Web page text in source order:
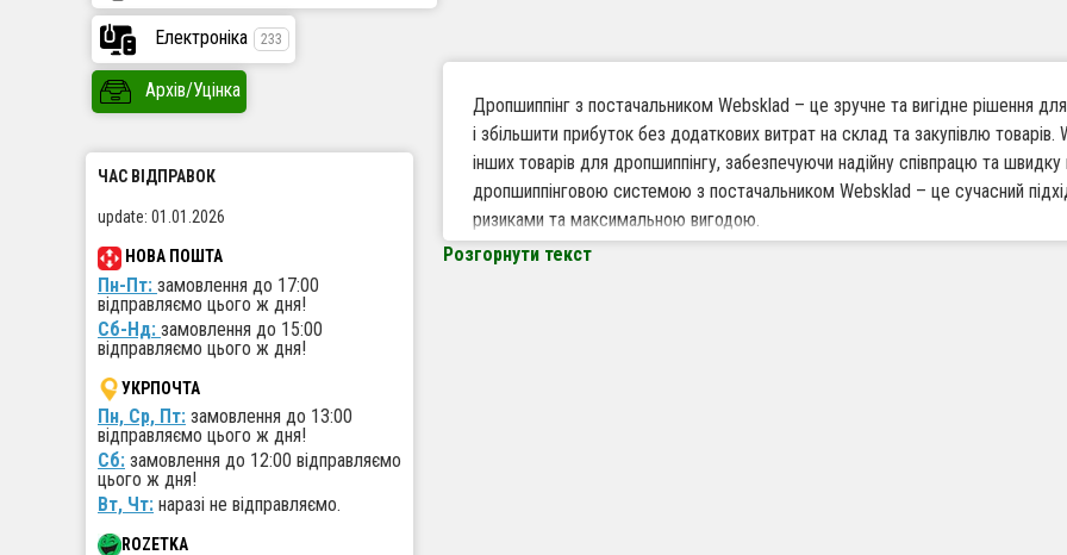
Дропшиппінг з постачальником Websklad – це зручне та вигідне рішення
і збільшити прибуток без додаткових витрат на склад та закупівлю
інших товарів для дропшиппінгу, забезпечуючи надійну співпрацю та
дропшиппінговою системою з постачальником Websklad – це сучасний
ризиками та максимальною вигодою.
Розгорнути текст
Електроніка 233
Архів/Уцінка
ЧАС ВІДПРАВОК
update: 01.01.2026
НОВА ПОШТА
Пн-Пт: замовлення до 17:00
відправляємо цього ж дня!
Сб-Нд: замовлення до 15:00
відправляємо цього ж дня!
УКРПОЧТА
Пн, Ср, Пт: замовлення до 13:00
відправляємо цього ж дня!
Сб: замовлення до 12:00 відправляємо
цього ж дня!
Вт, Чт: наразі не відправляємо.
ROZETKA